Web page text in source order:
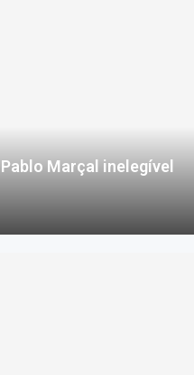
Marçal inelegível